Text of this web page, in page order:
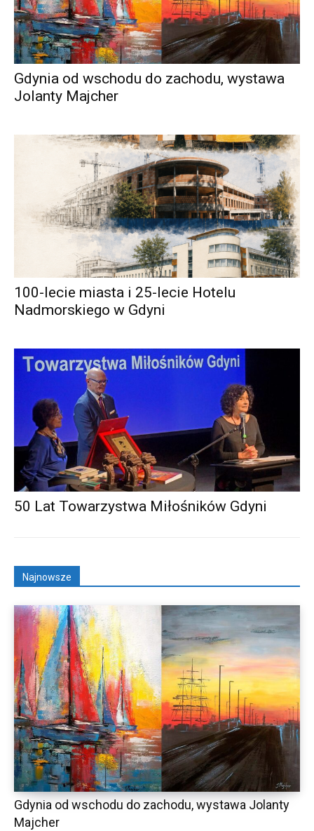
Gdynia od wschodu do zachodu, wystawa
Jolanty Majcher
100-lecie miasta i 25-lecie Hotelu
Nadmorskiego w Gdyni
50 Lat Towarzystwa Miłośników Gdyni
Najnowsze
Gdynia od wschodu do zachodu, wystawa Jolanty
Majcher